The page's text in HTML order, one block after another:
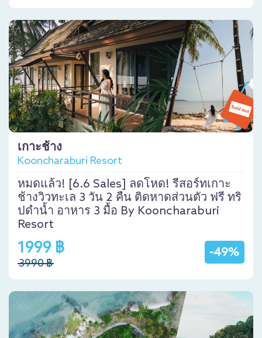
เกาะช้าง
Kooncharaburi Resort
หมดแล้ว! [6.6 Sales] ลดโหด! รีสอร์ทเกาะ
ช้างวิวทะเล 3 วัน 2 คืน ติดหาดส่วนตัว ฟรี ทริ
ปดำน้ำ อาหาร 3 มื้อ By Kooncharaburi
Resort
-49%
1999 ฿
3990 ฿